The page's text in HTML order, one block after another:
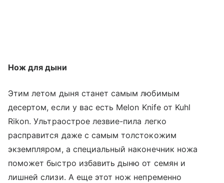
Нож для дыни
Этим летом дыня станет самым любимым
десертом, если у вас есть Melon Knife от Kuhl
Rikon. Ультраострое лезвие-пила легко
расправится даже с самым толстокожим
экземпляром, а специальный наконечник ножа
поможет быстро избавить дыню от семян и
лишней слизи. А еще этот нож непременно